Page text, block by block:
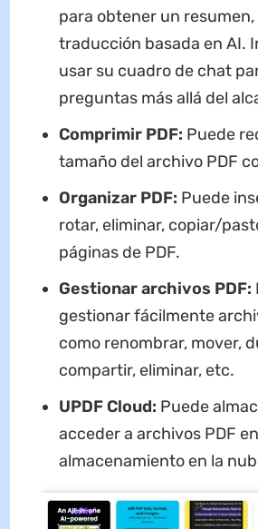
para obtener un
traducción basada en AI.
usar su cuadro de chat
preguntas más allá del
Comprimir PDF: Puede
tamaño del archivo PDF
Organizar PDF: Puede
rotar, eliminar, copiar/
páginas de PDF.
Gestionar archivos PDF:
gestionar fácilmente
como renombrar, mover,
compartir, eliminar, etc.
UPDF Cloud: Puede
acceder a archivos PDF
almacenamiento en la